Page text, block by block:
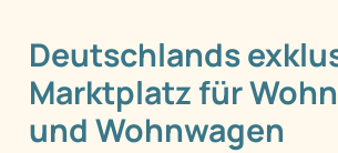
Deutschlands
Marktplatz für
und Wohnwagen